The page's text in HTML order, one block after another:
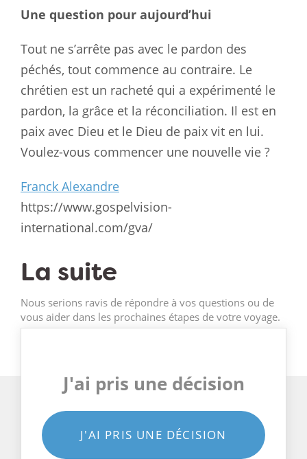
Une question pour aujourd’hui
Tout ne s’arrête pas avec le pardon des
péchés, tout commence au contraire. Le
chrétien est un racheté qui a expérimenté le
pardon, la grâce et la réconciliation. Il est en
paix avec Dieu et le Dieu de paix vit en lui.
Voulez-vous commencer une nouvelle vie ?
Franck Alexandre
https://www.gospelvision-
international.com/gva/
La suite
Nous serions ravis de répondre à vos questions ou de
vous aider dans les prochaines étapes de votre voyage.
J'ai pris une décision
J'AI PRIS UNE DÉCISION